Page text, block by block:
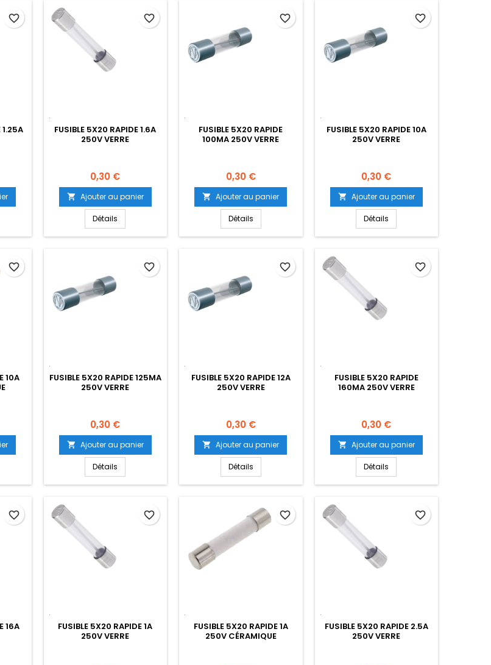
1.25A
favorite_border
FUSIBLE 5X20 RAPIDE 1.6A
250V VERRE
Prix
0,30 €
 Ajouter au panier
Détails
favorite_border
FUSIBLE 5X20 RAPIDE
100MA 250V VERRE
Prix
0,30 €
 Ajouter au panier
Détails
favorite_border
FUSIBLE 5X20 RAPIDE 10A
250V VERRE
Prix
0,30 €
 Ajouter au panier
Détails
favorite_border
10A
favorite_border
FUSIBLE 5X20 RAPIDE 125MA
250V VERRE
Prix
0,30 €
 Ajouter au panier
Détails
favorite_border
FUSIBLE 5X20 RAPIDE 12A
250V VERRE
Prix
0,30 €
 Ajouter au panier
Détails
favorite_border
FUSIBLE 5X20 RAPIDE
160MA 250V VERRE
Prix
0,30 €
 Ajouter au panier
Détails
favorite_border
16A
favorite_border
FUSIBLE 5X20 RAPIDE 1A
250V VERRE
favorite_border
FUSIBLE 5X20 RAPIDE 1A
250V CÉRAMIQUE
favorite_border
FUSIBLE 5X20 RAPIDE 2.5A
250V VERRE
favorite_border